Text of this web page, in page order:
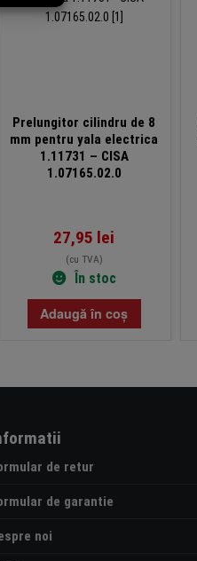
Prelungitor cilindru de 8
mm pentru yala electrica
1.11731 – CISA
1.07165.02.0
27,95 lei
(cu TVA)
În stoc
Adaugă în coș
de retur
de garantie
noi